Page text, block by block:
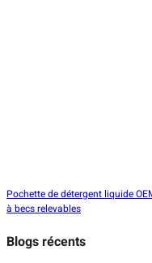
Pochette de détergent liquide
à becs relevables
Blogs récents